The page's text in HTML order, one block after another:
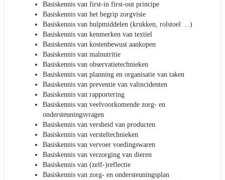
Basiskennis van first-in first-out principe
Basiskennis van het begrip zorgvisie
Basiskennis van hulpmiddelen (krukken, rolstoel …)
Basiskennis van kenmerken van textiel
Basiskennis van kostenbewust aankopen
Basiskennis van malnutritie
Basiskennis van observatietechnieken
Basiskennis van planning en organisatie van taken
Basiskennis van preventie van valincidenten
Basiskennis van rapportering
Basiskennis van veelvoorkomende zorg- en
ondersteuningsvragen
Basiskennis van versheid van producten
Basiskennis van versteltechnieken
Basiskennis van vervoer voedingswaren
Basiskennis van verzorging van dieren
Basiskennis van (zelf-)reflectie
Basiskennis van zorg- en ondersteuningsplan